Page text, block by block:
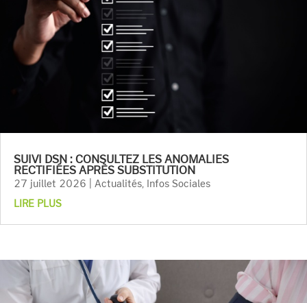
SUIVI DSN : CONSULTEZ LES ANOMALIES
RECTIFIÉES APRÈS SUBSTITUTION
27 juillet 2026 Actualités Infos Sociales
LIRE PLUS